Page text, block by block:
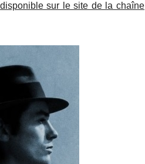
disponible sur le site de la chaîne